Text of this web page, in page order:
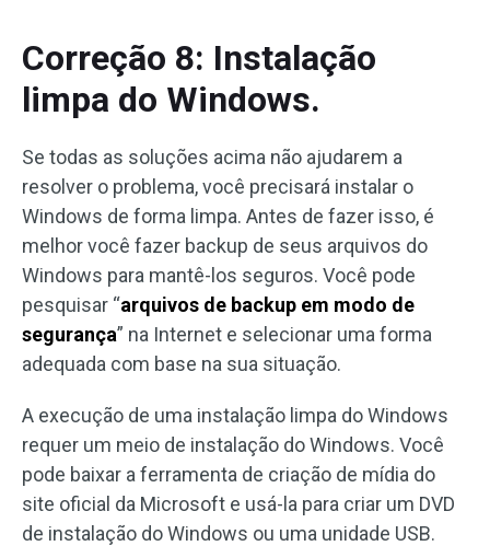
Correção 8: Instalação
limpa do Windows.
Se todas as soluções acima não ajudarem a
resolver o problema, você precisará instalar o
Windows de forma limpa. Antes de fazer isso, é
melhor você fazer backup de seus arquivos do
Windows para mantê-los seguros. Você pode
pesquisar “arquivos de backup em modo de
segurança” na Internet e selecionar uma forma
adequada com base na sua situação.
A execução de uma instalação limpa do Windows
requer um meio de instalação do Windows. Você
pode baixar a ferramenta de criação de mídia do
site oficial da Microsoft e usá-la para criar um DVD
de instalação do Windows ou uma unidade USB.